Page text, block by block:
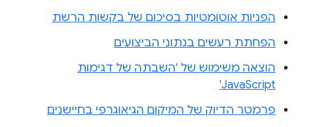
הפניות אוטומטיות בסיכום של בקשות הרשת
הפחתת רעשים בנתוני הביצועים
הוצאה משימוש של 'השבתה של דגימות
JavaScript'
פרמטר הדיוק של המיקום הגיאוגרפי בחיישנים